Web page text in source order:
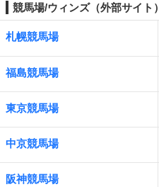
競馬場/ウィンズ（外部サイト）
札幌競馬場
福島競馬場
東京競馬場
中京競馬場
阪神競馬場